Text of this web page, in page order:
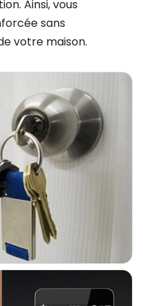
Ainsi, vous
sans
votre maison.